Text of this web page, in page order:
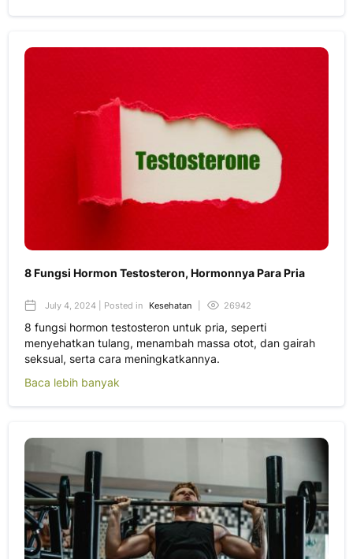
8 Fungsi Hormon Testosteron, Hormonnya Para Pria
July 4, 2024 | Posted in Kesehatan 26942
8 fungsi hormon testosteron untuk pria, seperti
menyehatkan tulang, menambah massa otot, dan gairah
seksual, serta cara meningkatkannya.
Baca lebih banyak